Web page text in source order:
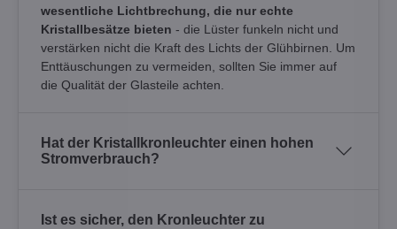
wesentliche Lichtbrechung, die nur echte
Kristallbesätze bieten - die Lüster funkeln nicht und
verstärken nicht die Kraft des Lichts der Glühbirnen. Um
Enttäuschungen zu vermeiden, sollten Sie immer auf
die Qualität der Glasteile achten.
Hat der Kristallkronleuchter einen hohen
Stromverbrauch?
Ist es sicher, den Kronleuchter zu